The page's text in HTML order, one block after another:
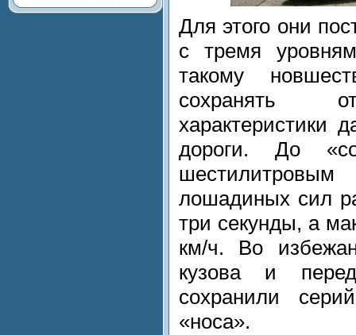
Для этого они
с тремя
такому
сохранять
характеристики
дороги. До
лошадиных сил
три секунды, а
км/ч. Во
кузова и
сохранили
«носа».